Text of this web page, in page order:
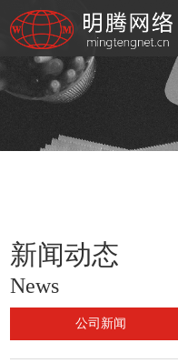
新闻动态
News
公司新闻